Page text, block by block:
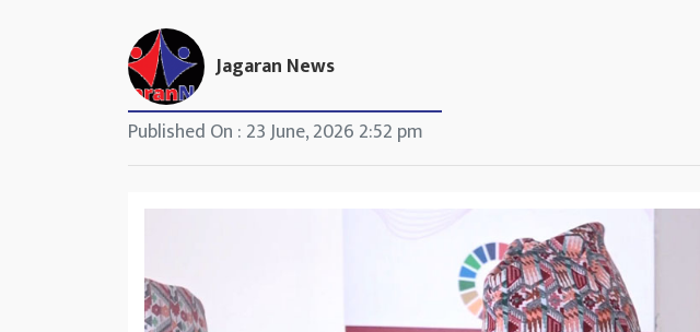
Jagaran News
Published On : 23 June, 2026 2:52 pm